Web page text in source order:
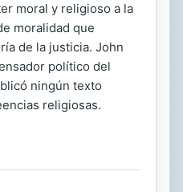
moral y religioso a la
moralidad que
de la justicia. John
político del
ningún texto
religiosas.